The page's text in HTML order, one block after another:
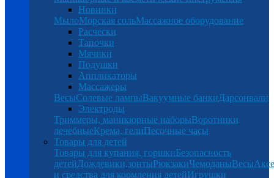
Новинки
МылоМорская сольМассажное оборудование
Расчески
Тапочки
Мячики
Подушки
Аппликаторы
Массажеры
ВесыСолевые лампыВакуумные банкиДарсонвали
Электроды
Триммеры, маникюрные наборыВоротники
лечебныеКрема, гелиПесочные часы
Товары для детей
Товары для купания, горшкиБезопасность
детейДождевики,зонтыРюкзакиЧемоданыВесы
и средства для кормления детейИгрушки